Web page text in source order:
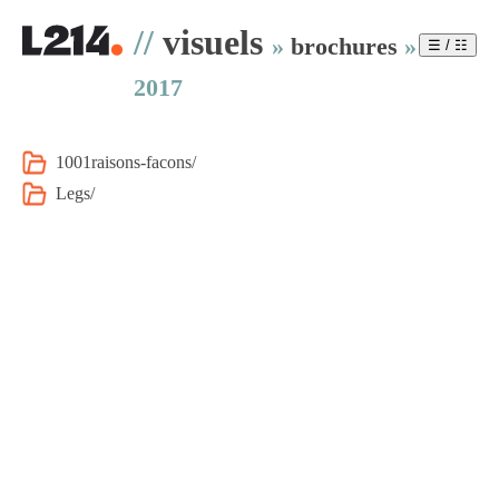
// visuels » brochures »
2017
1001raisons-facons/
Legs/
☰ / ☷